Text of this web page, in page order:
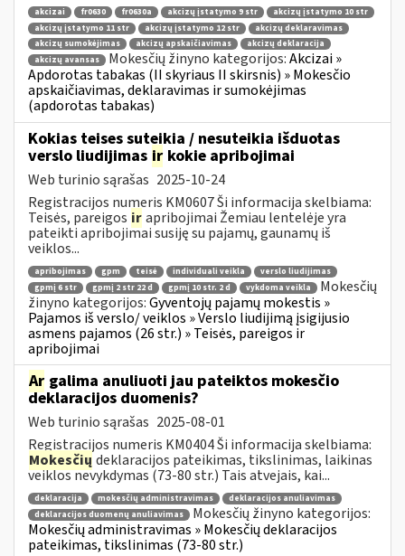
akcizai fr0630 fr0630a akcizų įstatymo 9 str
akcizų įstatymo 10 str
akcizų įstatymo 11 str
akcizų įstatymo 12 str
akcizų deklaravimas
akcizų sumokėjimas
akcizų apskaičiavimas
akcizų deklaracija
akcizų avansas
Mokesčių žinyno kategorijos:Akcizai »
Apdorotas tabakas (II skyriaus II skirsnis) » Mokesčio
apskaičiavimas, deklaravimas ir sumokėjimas
(apdorotas tabakas)
Kokias teises suteikia / nesuteikia išduotas
verslo liudijimas ir kokie apribojimai
Web turinio sąrašas 2025-10-24
Registracijos numeris KM0607 Ši informacija skelbiama:
Teisės, pareigos irapribojimai Žemiau lentelėje yra
pateikti apribojimai susiję su pajamų, gaunamų iš
veiklos...
apribojimas gpm teisė individuali veikla
verslo liudijimas
gpmį 6 str
gpmį 2 str 22 d gpmį 10 str. 2 d vykdoma veikla
Mokesčių
žinyno kategorijos:Gyventojų pajamų mokestis »
Pajamos iš verslo/ veiklos » Verslo liudijimą įsigijusio
asmens pajamos (26 str.) » Teisės, pareigos ir
apribojimai
Ar galima anuliuoti jau pateiktos mokesčio
deklaracijos duomenis?
Web turinio sąrašas 2025-08-01
Registracijos numeris KM0404 Ši informacija skelbiama:
Mokesčių deklaracijos pateikimas, tikslinimas, laikinas
veiklos nevykdymas (73-80 str.) Tais atvejais, kai...
deklaracija mokesčių administravimas
deklaracijos anuliavimas
deklaracijos duomenų anuliavimas
Mokesčių žinyno kategorijos:
Mokesčių administravimas » Mokesčių deklaracijos
pateikimas, tikslinimas (73-80 str.)